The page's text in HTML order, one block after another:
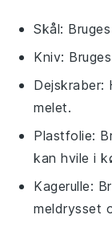
Skål:
Kniv:
Dejskraber:
melet.
Plastfolie:
kan hvile i
Kagerulle:
meldrysset